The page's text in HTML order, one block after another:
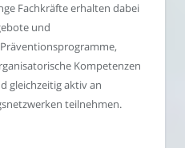
Fachkräfte erhalten dabei
und
Kompetenzen
gleichzeitig aktiv an
teilnehmen.